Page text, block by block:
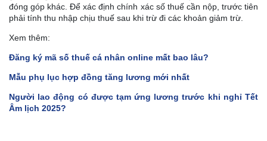
đóng góp khác. Để xác định chính xác số thuế cần nộp, trước tiên
phải tính thu nhập chịu thuế sau khi trừ đi các khoản giảm trừ.
Xem thêm:
Đăng ký mã số thuế cá nhân online mất bao lâu?
Mẫu phụ lục hợp đồng tăng lương mới nhất
Người lao động có được tạm ứng lương trước khi nghỉ Tết
Âm lịch 2025?